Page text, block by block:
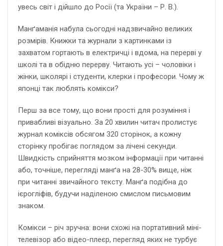
увесь світ і дійшло до Росії (та України – Р. В.).
Манґаманія набула сьогодні надзвичайно великих
розмірів. Книжки та журнали з картинками із
захватом гортають в електричці і вдома, на перерві у
школі та в обідню перерву. Читають усі – чоловіки і
жінки, школярі і студенти, клерки і професори. Чому ж
японці так люблять комікси?
Перш за все тому, що вони прості для розуміння і
привабливі візуально. За 20 хвилин читач пролистує
журнал коміксів обсягом 320 сторінок, а кожну
сторінку пробігає поглядом за лічені секунди.
Швидкість сприйняття мозком інформації при читанні
або, точніше, перегляді манґа на 28-30% вище, ніж
при читанні звичайного тексту. Манґа подібна до
ієрогліфів, будучи наділеною смислом письмовим
знаком.
Комікси – річ зручна: вони схожі на портативний міні-
телевізор або відео-плеєр, перегляд яких не турбує